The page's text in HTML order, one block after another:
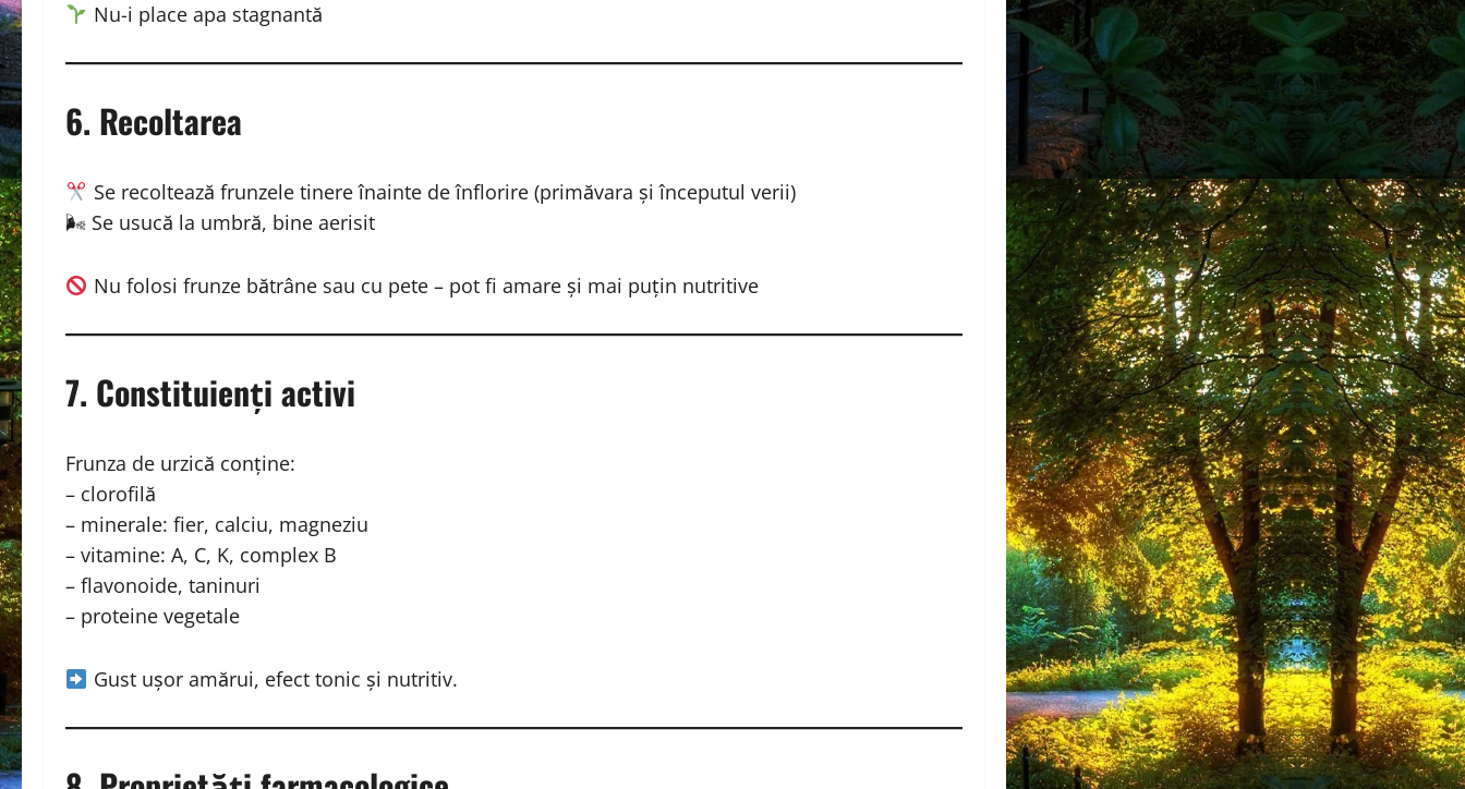
Nu-i place apa stagnantă
6. Recoltarea
Se recoltează frunzele tinere înainte de înflorire (primăvara și începutul verii)
🌬 Se usucă la umbră, bine aerisit
Nu folosi frunze bătrâne sau cu pete – pot fi amare și mai puțin nutritive
7. Constituienți activi
Frunza de urzică conține:
– clorofilă
– minerale: fier, calciu, magneziu
– vitamine: A, C, K, complex B
– flavonoide, taninuri
– proteine vegetale
Gust ușor amărui, efect tonic și nutritiv.